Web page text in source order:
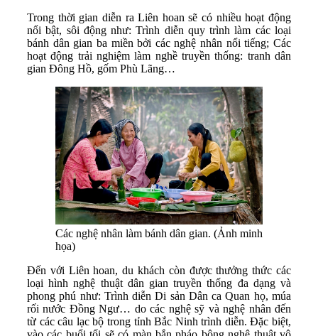
Trong thời gian diễn ra Liên hoan sẽ có nhiều hoạt động
nổi bật, sôi động như: Trình diễn quy trình làm các loại
bánh dân gian ba miền bởi các nghệ nhân nổi tiếng; Các
hoạt động trải nghiệm làm nghề truyền thống: tranh dân
gian Đông Hồ, gốm Phù Lãng…
Các nghệ nhân làm bánh dân gian. (Ảnh minh
họa)
Đến với Liên hoan, du khách còn được thưởng thức các
loại hình nghệ thuật dân gian truyền thống đa dạng và
phong phú như: Trình diễn Di sản Dân ca Quan họ, múa
rối nước Đồng Ngư… do các nghệ sỹ và nghệ nhân đến
từ các câu lạc bộ trong tỉnh Bắc Ninh trình diễn. Đặc biệt,